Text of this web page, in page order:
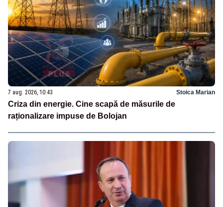
7 aug. 2026, 10:43 Stoica Marian
Criza din energie. Cine scapă de măsurile de
raționalizare impuse de Bolojan